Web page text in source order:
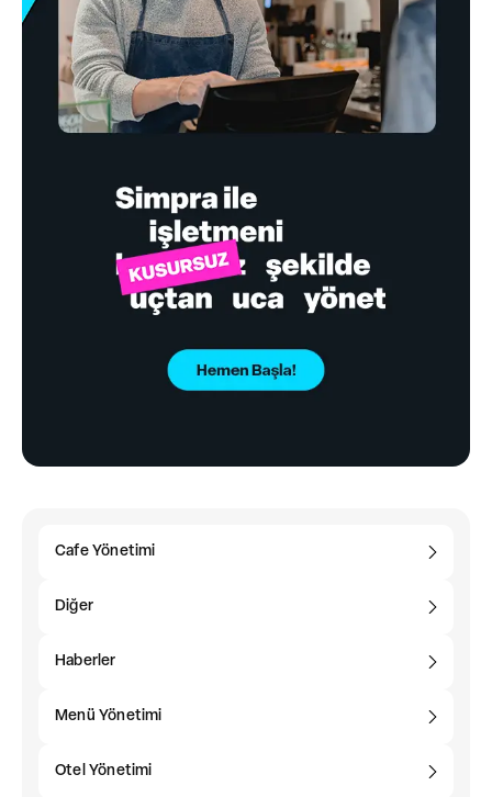
Cafe Yönetimi
Diğer
Haberler
Menü Yönetimi
Otel Yönetimi